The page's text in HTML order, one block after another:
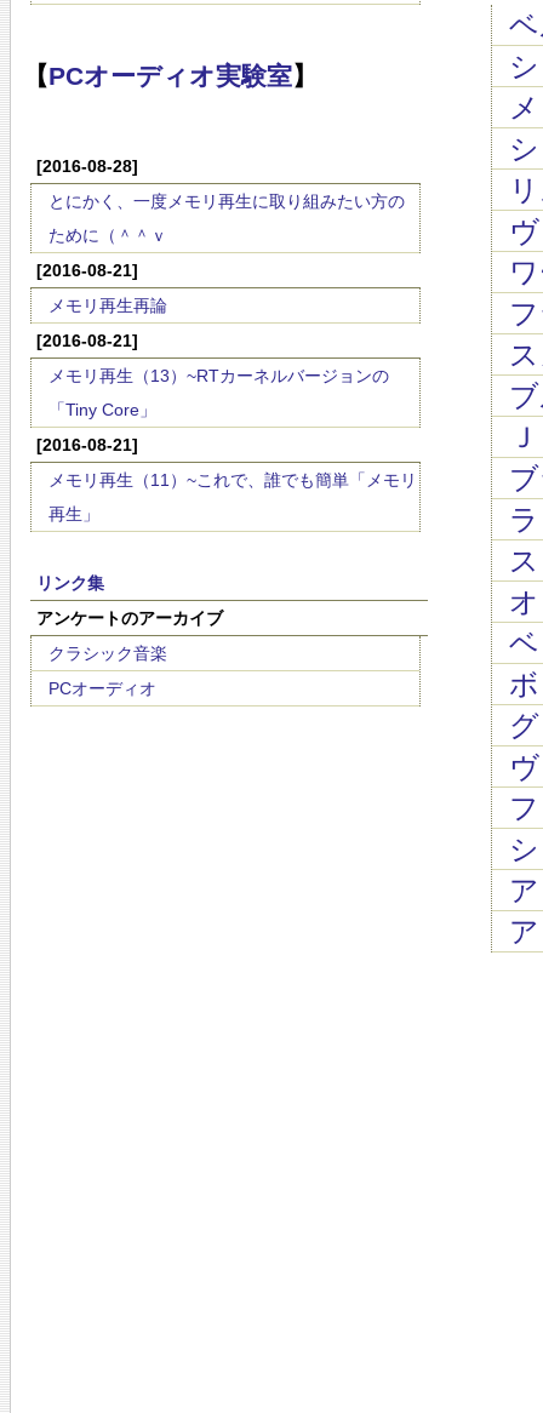
【PCオーディオ実験室】
[2016-08-28]
とにかく、一度メモリ再生に取り組みたい方の
ために（＾＾ｖ
[2016-08-21]
メモリ再生再論
[2016-08-21]
メモリ再生（13）~RTカーネルバージョンの
「Tiny Core」
[2016-08-21]
メモリ再生（11）~これで、誰でも簡単「メモリ
再生」
リンク集
アンケートのアーカイブ
クラシック音楽
PCオーディオ